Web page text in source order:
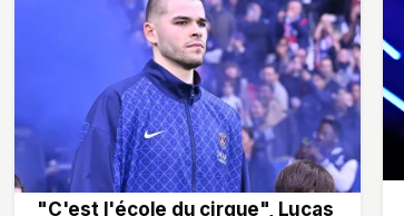
"C'est l'école du cirque", Lucas